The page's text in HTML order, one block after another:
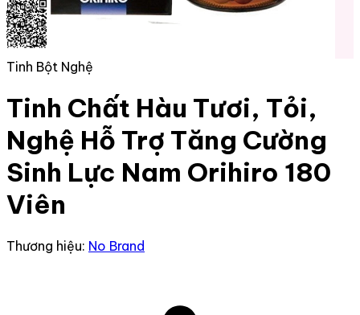
Tinh Bột Nghệ
Tinh Chất Hàu Tươi, Tỏi,
Nghệ Hỗ Trợ Tăng Cường
Sinh Lực Nam Orihiro 180
Viên
Thương hiệu: No Brand